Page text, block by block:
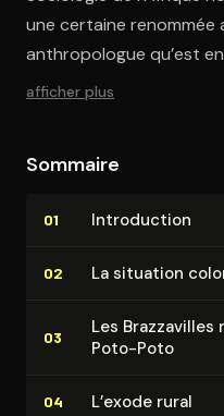
une certaine renommée
anthropologue qu’est
afficher plus
Sommaire
01 In­tro­duc­tion
02 La situation
03
Les Braz­za­villes
Poto-Poto
04 L’exode rural